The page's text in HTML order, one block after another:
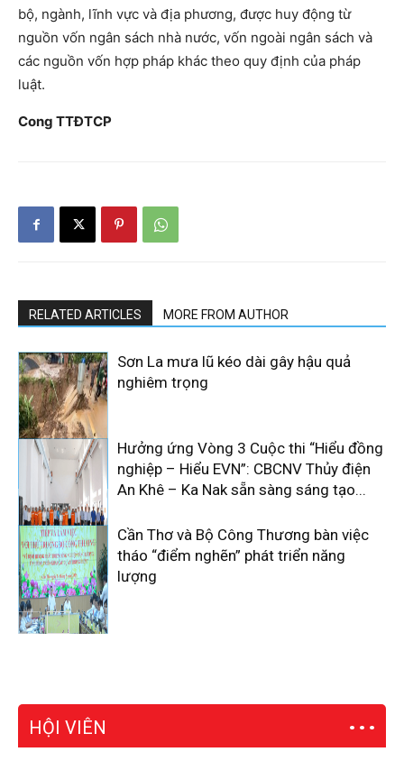
bộ, ngành, lĩnh vực và địa phương, được huy động từ
nguồn vốn ngân sách nhà nước, vốn ngoài ngân sách và
các nguồn vốn hợp pháp khác theo quy định của pháp
luật.
Cong TTĐTCP
RELATED ARTICLES MORE FROM AUTHOR
Sơn La mưa lũ kéo dài gây hậu quả
nghiêm trọng
Hưởng ứng Vòng 3 Cuộc thi “Hiểu đồng
nghiệp – Hiểu EVN”: CBCNV Thủy điện
An Khê – Ka Nak sẵn sàng sáng tạo...
Cần Thơ và Bộ Công Thương bàn việc
tháo “điểm nghẽn” phát triển năng
lượng
HỘI VIÊN